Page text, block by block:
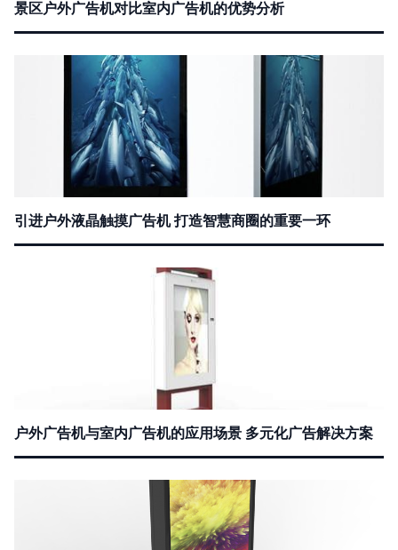
景区户外广告机对比室内广告机的优势分析
引进户外液晶触摸广告机 打造智慧商圈的重要一环
户外广告机与室内广告机的应用场景 多元化广告解决方案